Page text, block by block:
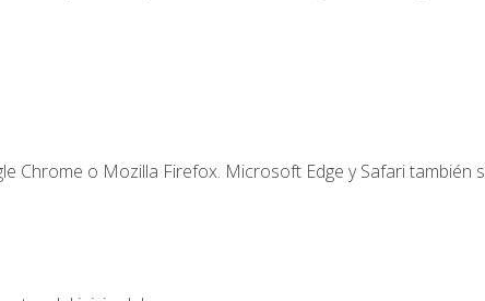
Chrome o Mozilla Firefox. Microsoft Edge y Safari también